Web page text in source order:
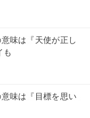
味は『天使が正し
も
味は『目標を思い